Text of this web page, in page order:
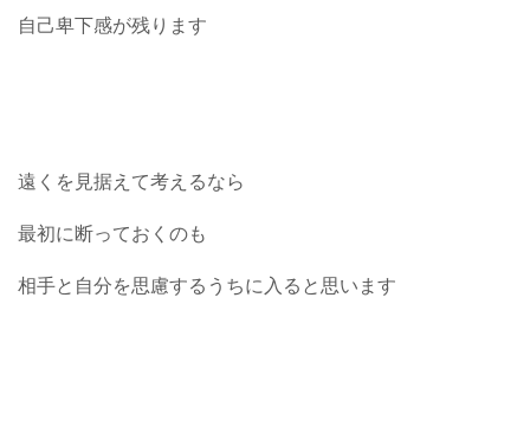
自己卑下感が残ります
遠くを見据えて考えるなら
最初に断っておくのも
相手と自分を思慮するうちに入ると思います